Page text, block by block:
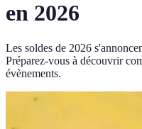
en 2026
Les soldes de 2026
Préparez-vous à découvrir
évènements.